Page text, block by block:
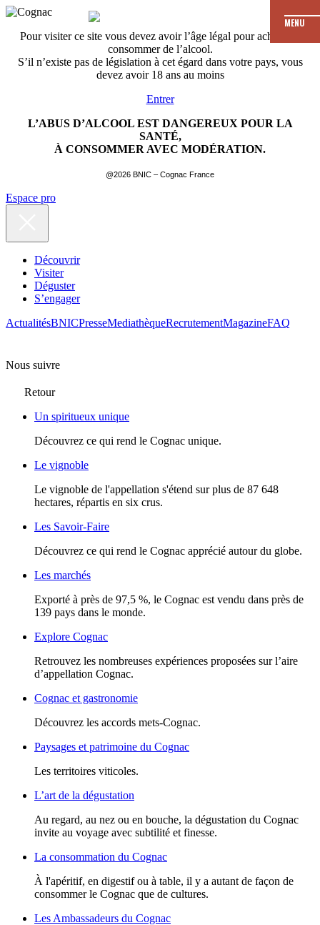
Pour visiter ce site vous devez avoir l’âge légal pour acheter et
consommer de l’alcool.
S’il n’existe pas de législation à cet égard dans votre pays, vous
devez avoir 18 ans au moins
Entrer
L’ABUS D’ALCOOL EST DANGEREUX POUR LA
SANTÉ,
À CONSOMMER AVEC MODÉRATION.
@2026 BNIC – Cognac France
MENU
Espace pro
Découvrir
Visiter
Déguster
S’engager
ActualitésBNICPresseMediathèqueRecrutementMagazineFAQ
Nous suivre
Retour
Un spiritueux unique
Découvrez ce qui rend le Cognac unique.
Le vignoble
Le vignoble de l'appellation s'étend sur plus de 87 648
hectares, répartis en six crus.
Les Savoir-Faire
Découvrez ce qui rend le Cognac apprécié autour du globe.
Les marchés
Exporté à près de 97,5 %, le Cognac est vendu dans près de
139 pays dans le monde.
Explore Cognac
Retrouvez les nombreuses expériences proposées sur l’aire
d’appellation Cognac.
Cognac et gastronomie
Découvrez les accords mets-Cognac.
Paysages et patrimoine du Cognac
Les territoires viticoles.
L’art de la dégustation
Au regard, au nez ou en bouche, la dégustation du Cognac
invite au voyage avec subtilité et finesse.
La consommation du Cognac
À l'apéritif, en digestif ou à table, il y a autant de façon de
consommer le Cognac que de cultures.
Les Ambassadeurs du Cognac